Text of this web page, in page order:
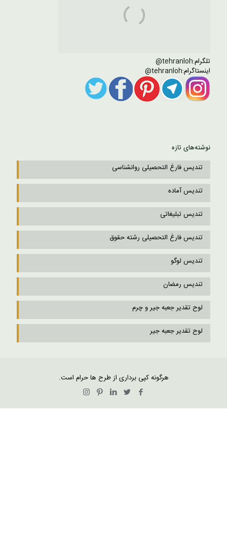
تلگرام:tehranloh@
اینستاگرام:tehranloh@
نوشته‌های تازه
تندیس فارغ التحصیلی روانشناسی
تندیس آماده
تندیس تبلیغاتی
تندیس فارغ التحصیلی رشته حقوق
تندیس لوگو
تندیس رمضان
لوح تقدیر جعبه جیر و چرم
لوح تقدیر جعبه جیر
هرگونه کپی برداری از طرح ها حرام است.